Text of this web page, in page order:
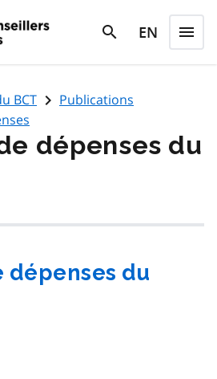
search
search
EN menu
Menu
BCT navigate_next Publications
dépenses du
dépenses du